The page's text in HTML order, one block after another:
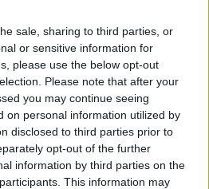
sale, sharing to third parties, or
or sensitive information for
please use the below opt-out
Please note that after your
you may continue seeing
on personal information utilized by
disclosed to third parties prior to
opt-out of the further
information by third parties on the
This information may